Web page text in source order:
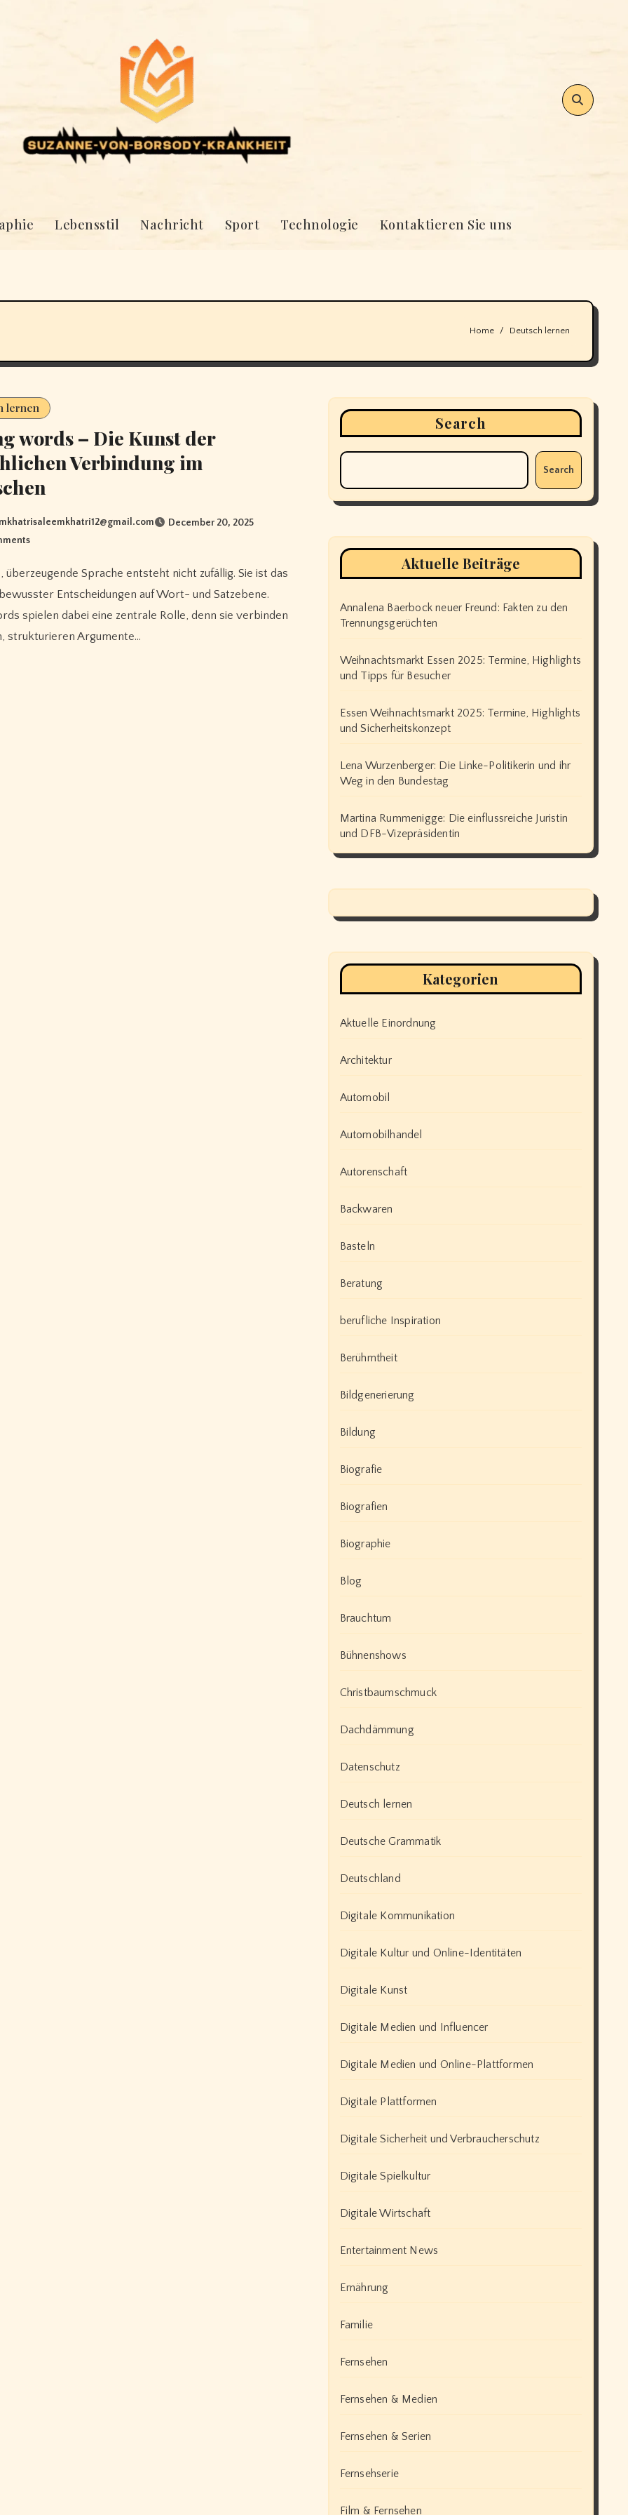
Lebensstil Nachricht Sport Technologie Kontaktieren Sie uns
Home Deutsch lernen
lernen
words – Die Kunst der
Verbindung im
December 20, 2025
bewusster Entscheidungen auf Wort- und Satzebene.
spielen dabei eine zentrale Rolle, denn sie verbinden
strukturieren Argumente…
Search
Search
Aktuelle Beiträge
Annalena Baerbock neuer Freund: Fakten zu den
Trennungsgerüchten
Weihnachtsmarkt Essen 2025: Termine, Highlights
und Tipps für Besucher
Essen Weihnachtsmarkt 2025: Termine, Highlights
und Sicherheitskonzept
Lena Wurzenberger: Die Linke-Politikerin und ihr
Weg in den Bundestag
Martina Rummenigge: Die einflussreiche Juristin
und DFB-Vizepräsidentin
Kategorien
Aktuelle Einordnung
Architektur
Automobil
Automobilhandel
Autorenschaft
Backwaren
Basteln
Beratung
berufliche Inspiration
Berühmtheit
Bildgenerierung
Bildung
Biografie
Biografien
Biographie
Blog
Brauchtum
Bühnenshows
Christbaumschmuck
Dachdämmung
Datenschutz
Deutsch lernen
Deutsche Grammatik
Deutschland
Digitale Kommunikation
Digitale Kultur und Online-Identitäten
Digitale Kunst
Digitale Medien und Influencer
Digitale Medien und Online-Plattformen
Digitale Plattformen
Digitale Sicherheit und Verbraucherschutz
Digitale Spielkultur
Digitale Wirtschaft
Entertainment News
Ernährung
Familie
Fernsehen
Fernsehen & Medien
Fernsehen & Serien
Fernsehserie
Film & Fernsehen